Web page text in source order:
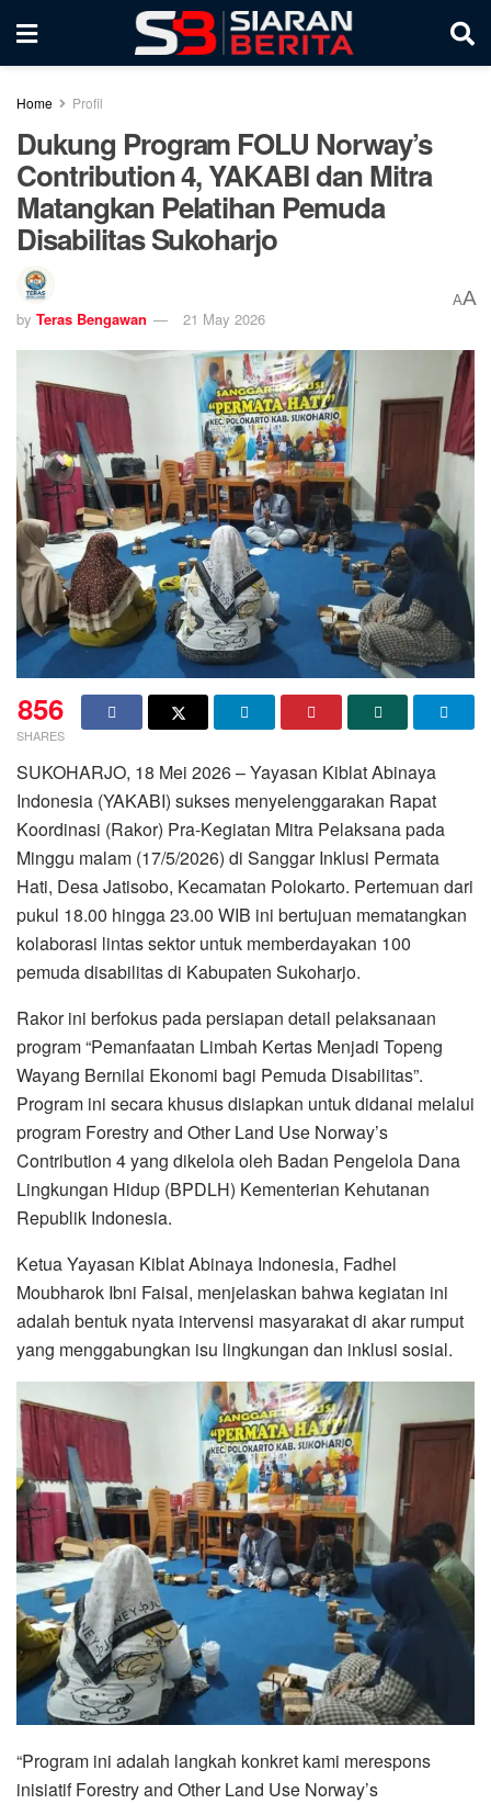
Home Profil
Dukung Program FOLU Norway’s
Contribution 4, YAKABI dan Mitra
Matangkan Pelatihan Pemuda
Disabilitas Sukoharjo
by Teras Bengawan 21 May 2026
AA
856
SHARES
SUKOHARJO, 18 Mei 2026 – Yayasan Kiblat Abinaya
Indonesia (YAKABI) sukses menyelenggarakan Rapat
Koordinasi (Rakor) Pra-Kegiatan Mitra Pelaksana pada
Minggu malam (17/5/2026) di Sanggar Inklusi Permata
Hati, Desa Jatisobo, Kecamatan Polokarto. Pertemuan dari
pukul 18.00 hingga 23.00 WIB ini bertujuan mematangkan
kolaborasi lintas sektor untuk memberdayakan 100
pemuda disabilitas di Kabupaten Sukoharjo.
Rakor ini berfokus pada persiapan detail pelaksanaan
program “Pemanfaatan Limbah Kertas Menjadi Topeng
Wayang Bernilai Ekonomi bagi Pemuda Disabilitas”.
Program ini secara khusus disiapkan untuk didanai melalui
program Forestry and Other Land Use Norway’s
Contribution 4 yang dikelola oleh Badan Pengelola Dana
Lingkungan Hidup (BPDLH) Kementerian Kehutanan
Republik Indonesia.
Ketua Yayasan Kiblat Abinaya Indonesia, Fadhel
Moubharok Ibni Faisal, menjelaskan bahwa kegiatan ini
adalah bentuk nyata intervensi masyarakat di akar rumput
yang menggabungkan isu lingkungan dan inklusi sosial.
“Program ini adalah langkah konkret kami merespons
inisiatif Forestry and Other Land Use Norway’s